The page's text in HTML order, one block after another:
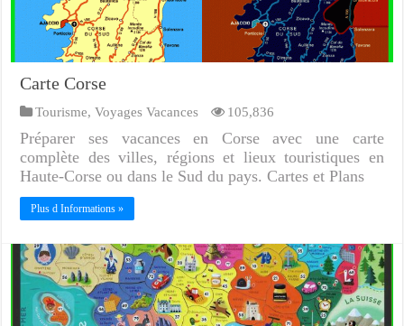
Carte Corse
Tourisme,Voyages Vacances 105,836
Préparer ses vacances en Corse avec une carte
complète des villes, régions et lieux touristiques en
Haute-Corse ou dans le Sud du pays. Cartes et Plans
Plus d Informations »